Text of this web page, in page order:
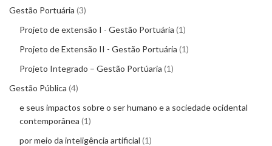
Gestão Portuária 3
Projeto de extensão I - Gestão Portuária 1
Projeto de Extensão II - Gestão Portuária 1
Projeto Integrado – Gestão Portúaria 1
Gestão Pública 4
e seus impactos sobre o ser humano e a sociedade ocidental
contemporânea 1
por meio da inteligência artificial 1